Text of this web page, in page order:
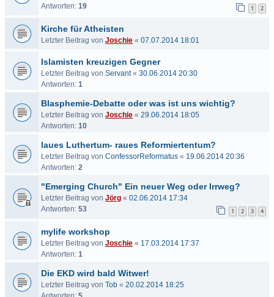
Antworten: 19 1 2
Kirche für Atheisten
Letzter Beitrag von Joschie « 07.07.2014 18:01
Islamisten kreuzigen Gegner
Letzter Beitrag von Servant« 30.06.2014 20:30
Antworten: 1
Blasphemie-Debatte oder was ist uns wichtig?
Letzter Beitrag von Joschie « 29.06.2014 18:05
Antworten: 10
laues Luthertum- raues Reformiertentum?
Letzter Beitrag von ConfessorReformatus « 19.06.2014 20:36
Antworten: 2
"Emerging Church" Ein neuer Weg oder Irrweg?
Letzter Beitrag von Jörg « 02.06.2014 17:34
Antworten: 53 1 2 3 4
mylife workshop
Letzter Beitrag von Joschie « 17.03.2014 17:37
Antworten: 1
Die EKD wird bald Witwer!
Letzter Beitrag von Tob « 20.02.2014 18:25